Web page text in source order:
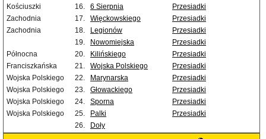
Kościuszki
16. 6 Sierpnia
Przesiadki
Zachodnia
17. Więckowskiego
Przesiadki
Zachodnia
18. Legionów
Przesiadki
19.
Nowomiejska
Przesiadki
Północna
20. Kilińskiego
Przesiadki
Franciszkańska
21. Wojska Polskiego
Przesiadki
Wojska Polskiego
22. Marynarska
Przesiadki
Wojska Polskiego
23. Głowackiego
Przesiadki
Wojska Polskiego
24. Sporna
Przesiadki
Wojska Polskiego
25. Palki
Przesiadki
26.
Doły